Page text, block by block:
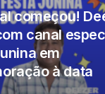
começou!
canal
em
à data